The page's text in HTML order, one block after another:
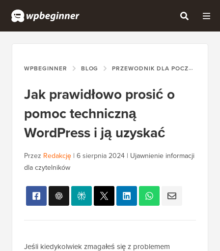
WPBEGINNER BLOG PRZEWODNIK DLA POCZĄTKUJĄCYCH
Jak prawidłowo prosić o
pomoc techniczną
WordPress i ją uzyskać
Przez Redakcję | 6 sierpnia 2024 | Ujawnienie informacji
dla czytelników
Jeśli kiedykolwiek zmagałeś się z problemem